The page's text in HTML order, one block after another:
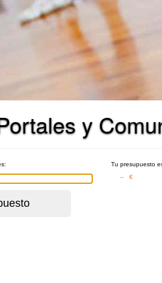
y
Tu presupuesto
– €